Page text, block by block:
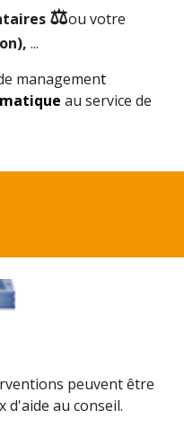
⚖️ou votre
...
management
au service de
peuvent être
d'aide au conseil.